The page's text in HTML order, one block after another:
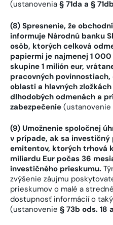
(ustanovenia § 71da a § 71db
(8) Spresnenie, že
informuje Národnú banku
osôb, ktorých celková
papiermi je najmenej 1
skupine 1 milión eur,
pracovných
oblasti a hlavných
dlhodobých odmenách a
zabezpečenie (ustanovenie
(9) Umožnenie spoločnej
v prípade, ak sa investičný
emitentov, ktorých trhová
miliardu Eur počas 36
investičného prieskumu.
zvýšenie záujmu
prieskumov o malé a
dostupnosť informácií o
(ustanovenie § 73b ods. 18